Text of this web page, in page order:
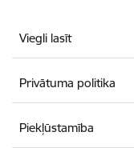
Viegli lasīt
Privātuma politika
Piekļūstamība